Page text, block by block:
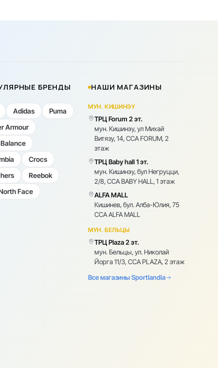
БРЕНДЫ
Adidas
Puma
Armour
Crocs
Reebok
Face
НАШИ МАГАЗИНЫ
МУН. КИШИНЭУ
ТРЦ Forum 2 эт.
мун. Кишинэу, ул Михай
Витязу, 14, CCA FORUM, 2
этаж
ТРЦ Baby hall 1 эт.
мун. Кишинэу, бул Негруцци,
2/8, CCA BABY HALL, 1 этаж
ALFA MALL
Кишинев, бул. Алба-Юлия, 75
CCA ALFA MALL
МУН. БЕЛЬЦЫ
ТРЦ Plaza 2 эт.
мун. Бельцы, ул. Николай
Йорга 11/3, CCA PLAZA, 2 этаж
Все магазины Sportlandia